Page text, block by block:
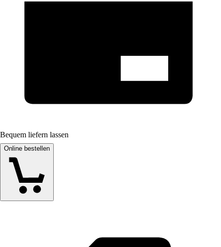
Bequem liefern lassen
Online bestellen